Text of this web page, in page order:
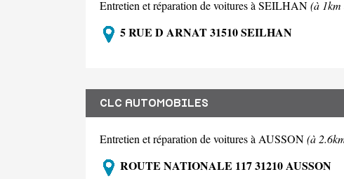
Entretien et réparation de voitures à SEILHAN(à
5 RUE D ARNAT 31510 SEILHAN
CLC AUTOMOBILES
Entretien et réparation de voitures à AUSSON(à
ROUTE NATIONALE 117 31210 AUSSON